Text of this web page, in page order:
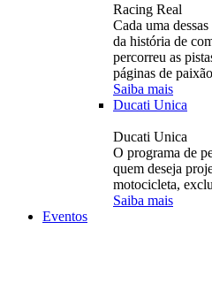
Racing Real
Cada uma
da história de
percorreu as
páginas de
Saiba mais
Ducati Unica
Ducati Unica
O programa de
quem deseja
motocicleta,
Saiba mais
Eventos